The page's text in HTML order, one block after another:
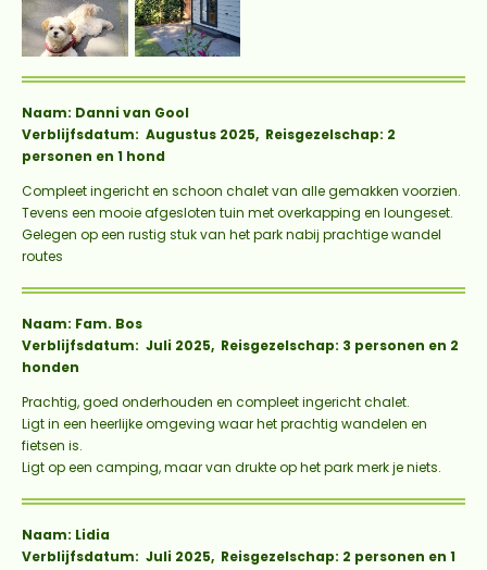
Naam: Danni van Gool
Verblijfsdatum: Augustus 2025, Reisgezelschap: 2
personen en 1 hond
Compleet ingericht en schoon chalet van alle gemakken voorzien.
Tevens een mooie afgesloten tuin met overkapping en loungeset.
Gelegen op een rustig stuk van het park nabij prachtige wandel
routes
Naam: Fam. Bos
Verblijfsdatum: Juli 2025, Reisgezelschap: 3 personen en 2
honden
Prachtig, goed onderhouden en compleet ingericht chalet.
Ligt in een heerlijke omgeving waar het prachtig wandelen en
fietsen is.
Ligt op een camping, maar van drukte op het park merk je niets.
Naam: Lidia
Verblijfsdatum: Juli 2025, Reisgezelschap: 2 personen en 1